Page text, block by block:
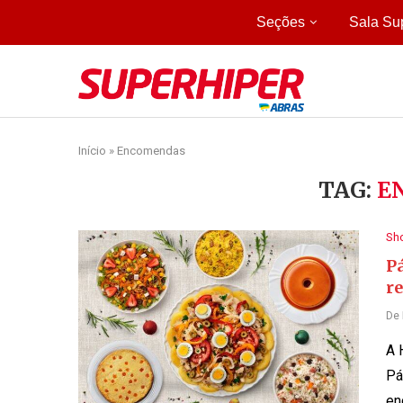
Seções Sala
Início » Encomendas
TAG:
De
A